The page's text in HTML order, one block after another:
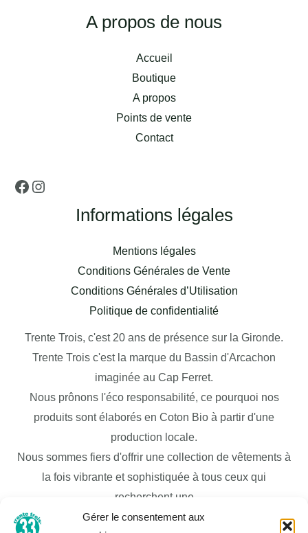
Gérer le consentement aux
A propos de nous
Accueil
Boutique
A propos
Points de vente
Contact
Informations légales
Mentions légales
Conditions Générales de Vente
Conditions Générales d’Utilisation
Politique de confidentialité
Trente Trois, c'est 20 ans de présence sur la Gironde.
Trente Trois c'est la marque du Bassin d'Arcachon
imaginée au Cap Ferret.
Nous prônons l'éco responsabilité, ce pourquoi nos
produits sont élaborés en Coton Bio à partir d'une
production locale.
Nous sommes fiers d'offrir une collection de vêtements à
la fois vibrante et sophistiquée à tous ceux qui
recherchent une
garde-robe de mode moderne et élégante pour